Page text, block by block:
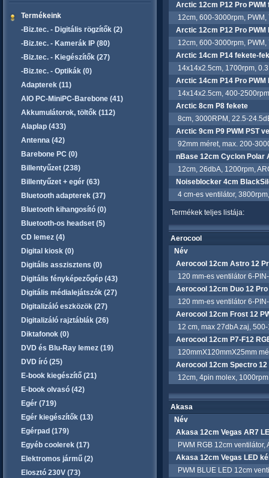
Termékeink
-Biz.tec. - Digitális rögzítők (2)
-Biz.tec. - Kamerák IP (80)
-Biz.tec. - Kiegészítők (27)
-Biz.tec. - Optikák (0)
Adapterek (11)
AIO PC-MiniPC-Barebone (41)
Akkumulátorok, töltők (112)
Alaplap (433)
Antenna (42)
Barebone PC (0)
Billentyűzet (238)
Billentyűzet + egér (63)
Bluetooth adapterek (37)
Bluetooth kihangosító (0)
Bluetooth-os headset (5)
CD lemez (4)
Digital kiosk (0)
Digitális asszisztens (0)
Digitális fényképezőgép (43)
Digitális médialejátszók (27)
Digitalizáló eszközök (27)
Digitalizáló rajztáblák (26)
Diktafonok (0)
DVD és Blu-Ray lemez (19)
DVD író (25)
E-book kiegészítő (21)
E-book olvasó (42)
Egér (719)
Egér kiegészítők (13)
Egérpad (179)
Egyéb coolerek (17)
Elektromos jármű (2)
Elosztó 230V (73)
Arctic 12cm P12 Pro PWM
12cm, 600-3000rpm, PWM,
Arctic 12cm P12 Pro PWM
12cm, 600-3000rpm, PWM,
Arctic 14cm P14 fekete-
14x14x2.5cm, 1700rpm, 0.3
Arctic 14cm P14 Pro PWM
14x14x2.5cm, 400-
Arctic 8cm P8 fekete
8cm, 3000RPM, 22.5-
Arctic 9cm P9 PWM PST
92mm méret, max. 200-
nBase 12cm Cyclon Polar
12cm, 26dbA, 1200rpm,
Noiseblocker 4cm
4 cm-es ventilátor,
Termékek teljes listája:
Aerocool
Név
Aerocool 12cm Astro 12
120 mm-es ventilátor 6-
Aerocool 12cm Duo 12
120 mm-es ventilátor 6-
Aerocool 12cm Frost 12
12 cm, max 27dbA zaj, 500-
Aerocool 12cm P7-F12
120mmX120mmX25mm
Aerocool 12cm Spectro 12
12cm, 4pin molex,
Akasa
Név
Akasa 12cm Vegas AR7
PWM RGB 12cm ventilátor,
Akasa 12cm Vegas LED
PWM BLUE LED 12cm